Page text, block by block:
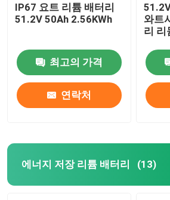
IP67 요트 리튬 배터리
51.2V 50Ah 2.56KWh
최고의 가격
연락처
와트
에너지 저장 리튬 배터리 (13)